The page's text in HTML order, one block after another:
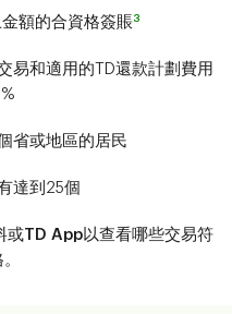
額的合資格簽賬3
易和適用的TD還款計劃費用
省或地區的居民
達到25個
或TD App以查看哪些交易符